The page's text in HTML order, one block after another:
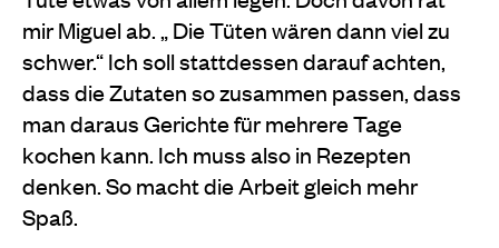
mir Miguel ab. „ Die Tüten wären dann viel zu
schwer.“ Ich soll stattdessen darauf achten,
dass die Zutaten so zusammen passen, dass
man daraus Gerichte für mehrere Tage
kochen kann. Ich muss also in Rezepten
denken. So macht die Arbeit gleich mehr
Spaß.